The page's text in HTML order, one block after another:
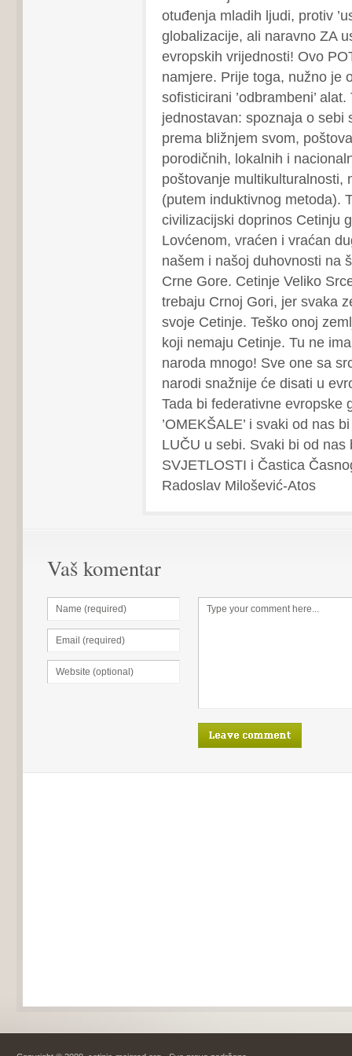
otuđenja mladih ljudi, protiv
globalizacije, ali naravno ZA
evropskih vrijednosti! Ovo
namjere. Prije toga, nužno je
sofisticirani ’odbrambeni’ alat.
jednostavan: spoznaja o sebi
prema bližnjem svom,
porodičnih, lokalnih i
poštovanje multikulturalnosti,
(putem induktivnog metoda).
civilizacijski doprinos Cetinju
Lovćenom, vraćen i vraćan
našem i našoj duhovnosti na
Crne Gore. Cetinje Veliko
trebaju Crnoj Gori, jer svaka
svoje Cetinje. Teško onoj
koji nemaju Cetinje. Tu ne
naroda mnogo! Sve one sa
narodi snažnije će disati u
Tada bi federativne evropske
’OMEKŠALE’ i svaki od nas
LUČU u sebi. Svaki bi od nas
SVJETLOSTI i Častica
Radoslav Milošević-Atos
Vaš komentar